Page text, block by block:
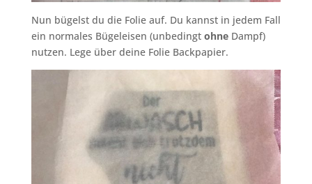
Nun bügelst du die Folie auf. Du kannst in jedem Fall
ein normales Bügeleisen (unbedingt ohneDampf)
nutzen. Lege über deine Folie Backpapier.